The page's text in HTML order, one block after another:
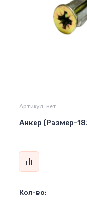
Артикул: нет
Анкер (Размер-
Кол-во: